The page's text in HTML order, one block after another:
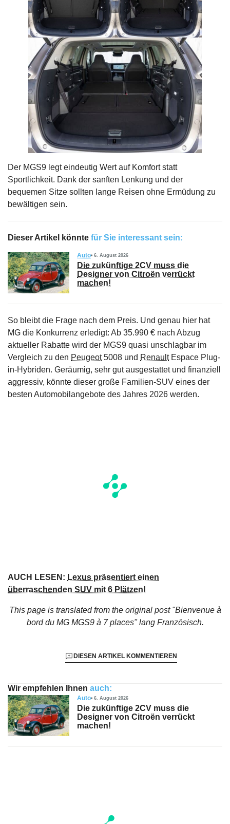
Der MGS9 legt eindeutig Wert auf Komfort statt
Sportlichkeit. Dank der sanften Lenkung und der
bequemen Sitze sollten lange Reisen ohne Ermüdung zu
bewältigen sein.
Dieser Artikel könnte für Sie interessant sein:
Auto 6. August 2026
Die zukünftige 2CV muss die
Designer von Citroën verrückt
machen!
So bleibt die Frage nach dem Preis. Und genau hier hat
MG die Konkurrenz erledigt: Ab 35.990 € nach Abzug
aktueller Rabatte wird der MGS9 quasi unschlagbar im
Vergleich zu den Peugeot5008 und RenaultEspace Plug-
in-Hybriden. Geräumig, sehr gut ausgestattet und finanziell
aggressiv, könnte dieser große Familien-SUV eines der
besten Automobilangebote des Jahres 2026 werden.
AUCH LESEN: Lexus präsentiert einen
überraschenden SUV mit 6 Plätzen!
This page is translated from the original post "Bienvenue à
bord du MG MGS9 à 7 places"lang Französisch.
DIESEN ARTIKEL KOMMENTIEREN
Wir empfehlen Ihnen auch:
Auto 6. August 2026
Die zukünftige 2CV muss die
Designer von Citroën verrückt
machen!